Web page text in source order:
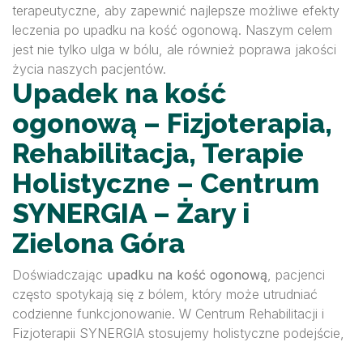
terapeutyczne, aby zapewnić najlepsze możliwe efekty
leczenia po upadku na kość ogonową. Naszym celem
jest nie tylko ulga w bólu, ale również poprawa jakości
życia naszych pacjentów.
Upadek na kość
ogonową – Fizjoterapia,
Rehabilitacja, Terapie
Holistyczne – Centrum
SYNERGIA – Żary i
Zielona Góra
Doświadczając upadku na kość ogonową, pacjenci
często spotykają się z bólem, który może utrudniać
codzienne funkcjonowanie. W Centrum Rehabilitacji i
Fizjoterapii SYNERGIA stosujemy holistyczne podejście,